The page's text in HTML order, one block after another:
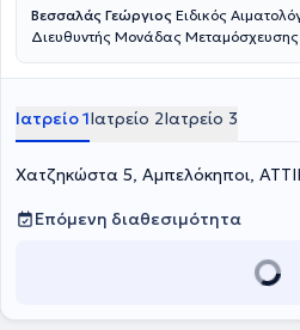
της κύησης, το λέμφωμα και τη
Βεσσαλάς Γεώργιος Ειδικός
Διευθυντής Μονάδας
Ιατρείο 1Ιατρείο 2Ιατρείο 3
Χατζηκώστα 5, Αμπελόκηποι,
Επόμενη διαθεσιμότητα